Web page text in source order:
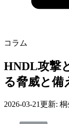
コラム
HNDL攻撃
る脅威と備
2026-03-21更新: 桐